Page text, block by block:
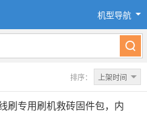
机型导航
排序： 上架时间
刷专用刷机救砖固件包，内